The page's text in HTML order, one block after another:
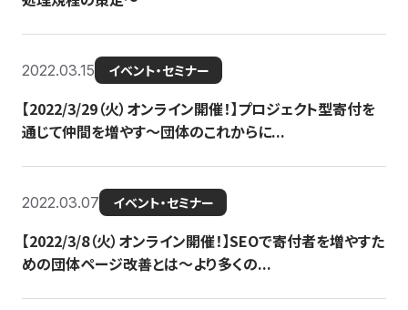
2022.03.15 イベント・セミナー
【2022/3/29（火）オンライン開催！】プロジェクト型寄付を
通じて仲間を増やす～団体のこれからに...
2022.03.07 イベント・セミナー
【2022/3/8（火）オンライン開催！】SEOで寄付者を増やすた
めの団体ページ改善とは～より多くの...